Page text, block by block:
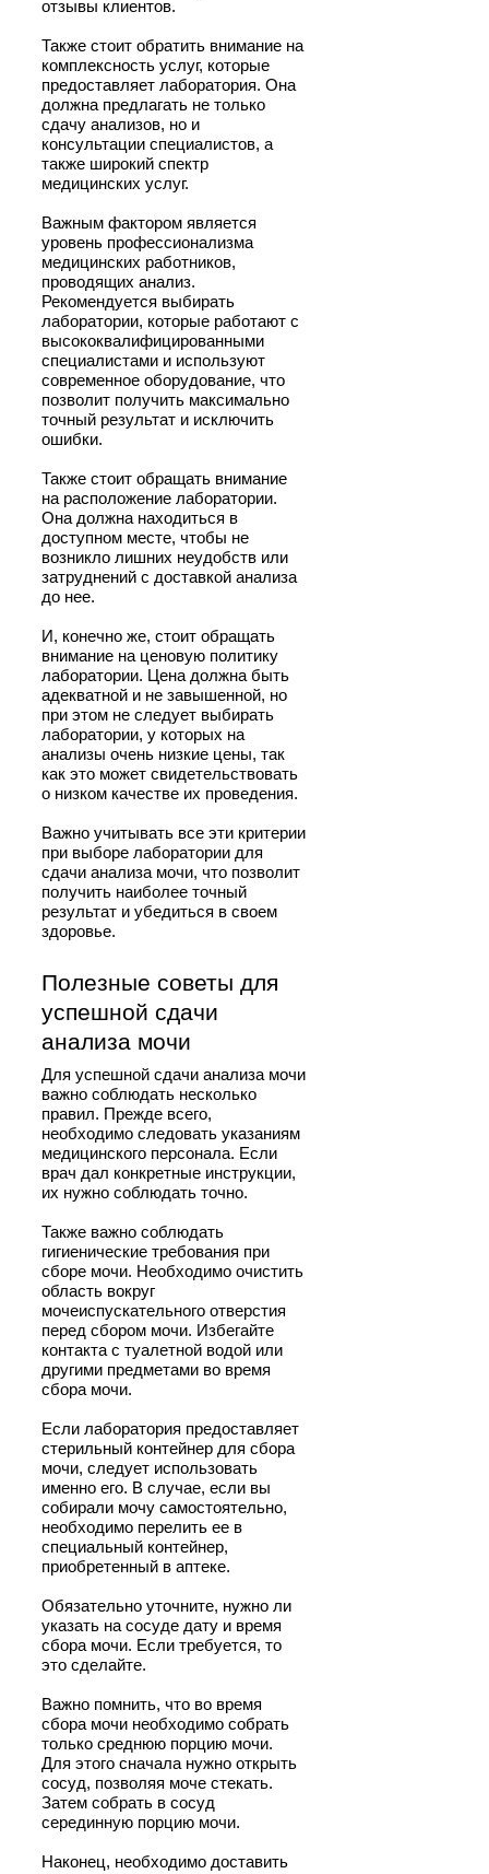
отзывы клиентов.
Также стоит обратить внимание на
комплексность услуг, которые
предоставляет лаборатория. Она
должна предлагать не только
сдачу анализов, но и
консультации специалистов, а
также широкий спектр
медицинских услуг.
Важным фактором является
уровень профессионализма
медицинских работников,
проводящих анализ.
Рекомендуется выбирать
лаборатории, которые работают с
высококвалифицированными
специалистами и используют
современное оборудование, что
позволит получить максимально
точный результат и исключить
ошибки.
Также стоит обращать внимание
на расположение лаборатории.
Она должна находиться в
доступном месте, чтобы не
возникло лишних неудобств или
затруднений с доставкой анализа
до нее.
И, конечно же, стоит обращать
внимание на ценовую политику
лаборатории. Цена должна быть
адекватной и не завышенной, но
при этом не следует выбирать
лаборатории, у которых на
анализы очень низкие цены, так
как это может свидетельствовать
о низком качестве их проведения.
Важно учитывать все эти критерии
при выборе лаборатории для
сдачи анализа мочи, что позволит
получить наиболее точный
результат и убедиться в своем
здоровье.
Полезные советы для
успешной сдачи
анализа мочи
Для успешной сдачи анализа мочи
важно соблюдать несколько
правил. Прежде всего,
необходимо следовать указаниям
медицинского персонала. Если
врач дал конкретные инструкции,
их нужно соблюдать точно.
Также важно соблюдать
гигиенические требования при
сборе мочи. Необходимо очистить
область вокруг
мочеиспускательного отверстия
перед сбором мочи. Избегайте
контакта с туалетной водой или
другими предметами во время
сбора мочи.
Если лаборатория предоставляет
стерильный контейнер для сбора
мочи, следует использовать
именно его. В случае, если вы
собирали мочу самостоятельно,
необходимо перелить ее в
специальный контейнер,
приобретенный в аптеке.
Обязательно уточните, нужно ли
указать на сосуде дату и время
сбора мочи. Если требуется, то
это сделайте.
Важно помнить, что во время
сбора мочи необходимо собрать
только среднюю порцию мочи.
Для этого сначала нужно открыть
сосуд, позволяя моче стекать.
Затем собрать в сосуд
серединную порцию мочи.
Наконец, необходимо доставить